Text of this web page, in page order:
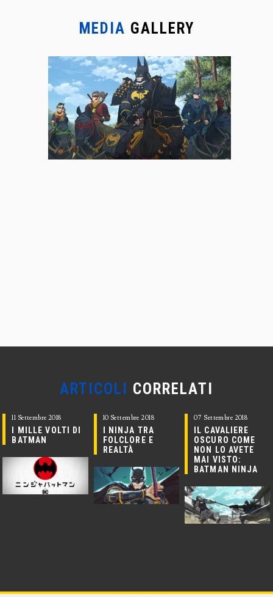
MEDIA GALLERY
ARTICOLI CORRELATI
11 Settembre 2018
I MILLE VOLTI DI
BATMAN
10 Settembre 2018
I NINJA TRA
FOLCLORE E
REALTÀ
07 Settembre 2018
IL CAVALIERE
OSCURO COME
NON LO AVETE
MAI VISTO:
BATMAN NINJA